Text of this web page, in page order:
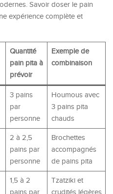
Savoir doser le pain
expérience complète et
Quantité
pain pita à
prévoir
Exemple de
combinaison
3 pains
par
personne
Houmous avec
3 pains pita
chauds
2 à 2,5
pains par
personne
Brochettes
accompagnés
de pains pita
1,5 à 2
Tzatziki et